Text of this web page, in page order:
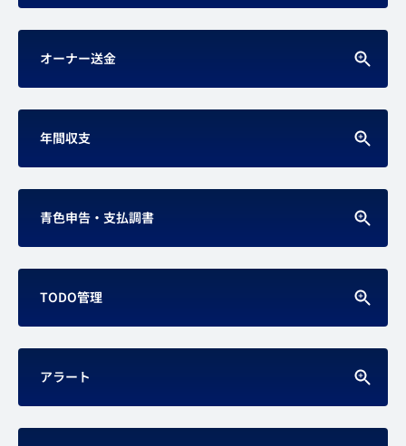
オーナー送金
年間収支
青色申告・支払調書
TODO管理
アラート